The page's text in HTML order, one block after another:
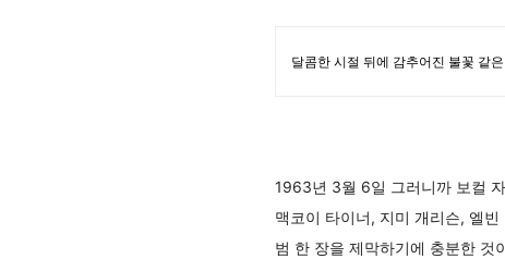
달콤한 시절 뒤에 감추어진 불꽃 같
1963년 3월 6일 그러니까 보컬
맥코이 타이너, 지미 개리슨, 엘
범 한 장을 제막하기에 충분한 것